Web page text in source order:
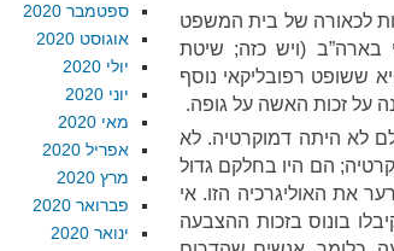
לכאורה של בית המשפט
בארה”ב (ויש כזה; שיטת
ששופט רפובליקאי נוסף
על זכות האשה על גופה.
לא היתה דמוקרטיה. לא
הם היו בחלקם גדול
את האוליגרכיה הזו. אי
בונוס בזכות ההצבעה
ספטמבר 2020
אוגוסט 2020
יולי 2020
יוני 2020
מאי 2020
אפריל 2020
מרץ 2020
פברואר 2020
ינואר 2020